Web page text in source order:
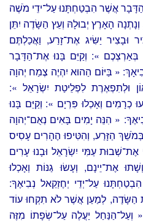
אֲשֶׁר הִבְטַחְתָּנוּ עַל־ידֵי מֹשֶׁה
הָאָרֶץ יְבוּלָהּ וְעֵץ הַשָּׂדֶה יִתֵּן
וּבָצִיר יַשִּׂיג אֶת־זָרַע, וַאֲכַלְתֶּם
»: וְקַיֵּם בָּנוּ אֶת־הַדָּבָר
« בַּיּוֹם הַהוּא יִהְיֶה צֶמַח יְהוָה
וּלְתִפְאֶרֶת לִפְלֵיטַת יִשְׂרָאֵל »:
כְרָמִים וְאָכְלוּ פִּרְיָם »: וְקַיֵּם בָּנוּ
« הִנֵּה יָמִים בָּאִים נְאֻם־יְהוָה
הַזָּרַע, וְהִטִּיפוּ הֶהָרִים עָסִיס
אֶת־שְׁבוּת עַמִּי יִשְׂרָאֵל וּבָנוּ עָרִים
אֶת־יֵינָם, וְעָשׂוּ גַנּוֹת וְאָכְלוּ
עַל־יְדֵי יְחֶזְקֵאל נְבִיאֶךָ:
הַשָּׂדֶה, לְמַעַן אֲשֶׁר לֹא תִקְחוּ עוֹד
יַעֲלֶה עַל־שְׂפָתוֹ מִזֶּה